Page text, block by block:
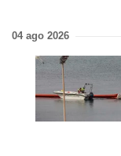
04 ago 2026